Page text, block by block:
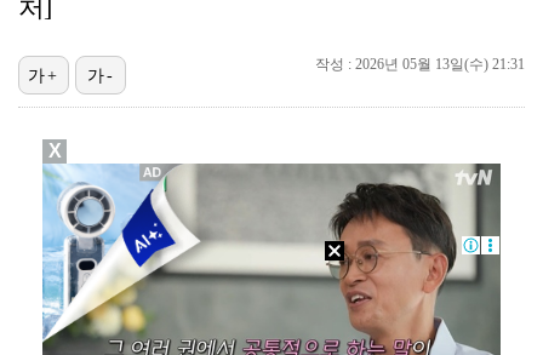
대놓고 '심판 마사지'로 결재 받기도…최종 결재권자는 …
'1라운드 115위' 김민별, 2라운드 7타 줄이며 7…
처]
작성 : 2026년 05월 13일(수) 21:31
가+ 가-
X